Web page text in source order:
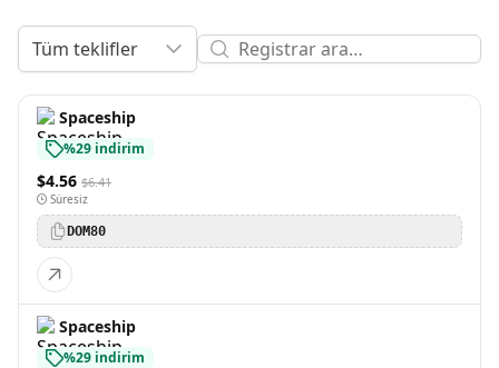
Tüm teklifler
Spaceship
%29 indirim
$4.56 $6.41
Süresiz
DOM80
Spaceship
%29 indirim